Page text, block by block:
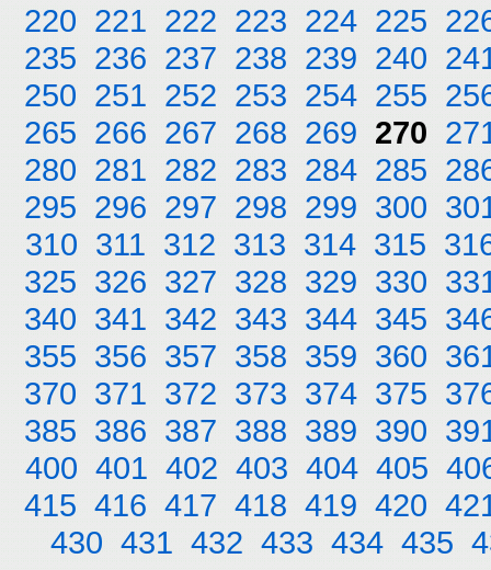
220 221 222 223 224 225
235 236 237 238 239 240
250 251 252 253 254 255
265 266 267 268 269 270
280 281 282 283 284 285
295 296 297 298 299 300
310 311 312 313 314 315
325 326 327 328 329 330
340 341 342 343 344 345
355 356 357 358 359 360
370 371 372 373 374 375
385 386 387 388 389 390
400 401 402 403 404 405
415 416 417 418 419 420
430 431 432 433 434 435